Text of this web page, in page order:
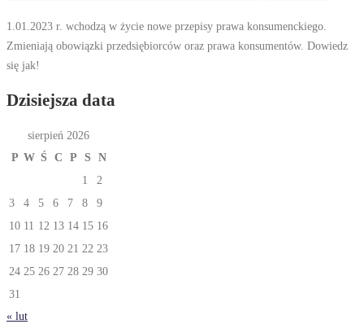
1.01.2023 r. wchodzą w życie nowe przepisy prawa konsumenckiego.
Zmieniają obowiązki przedsiębiorców oraz prawa konsumentów. Dowiedz
się jak!
Dzisiejsza data
sierpień 2026
P W Ś C P S
N
1
2
3
4 5 6 7 8
9
10 11 12 13 14 15 16
17 18 19 20 21 22 23
24 25 26 27 28 29 30
31
« lut